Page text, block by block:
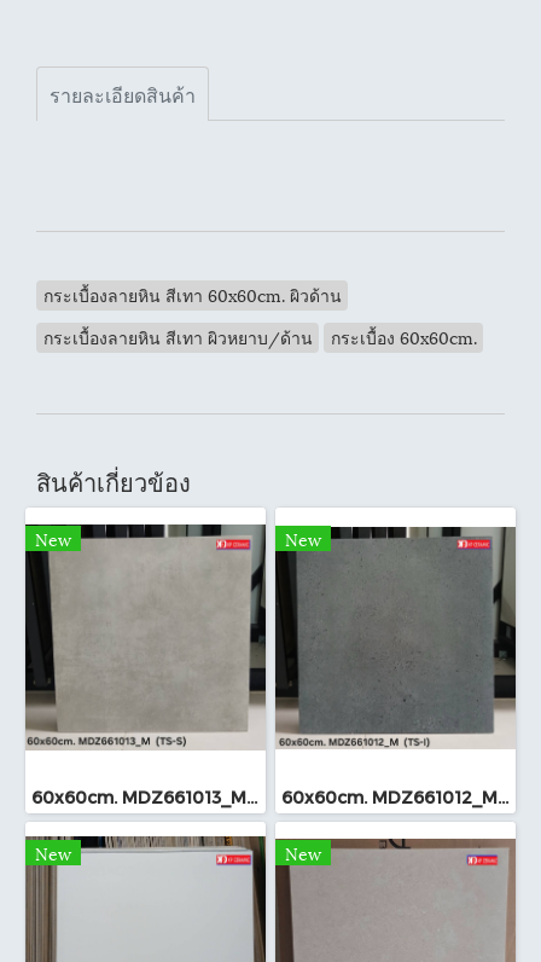
รายละเอียดสินค้า
กระเบื้องลายหิน สีเทา 60x60cm. ผิวด้าน
กระเบื้องลายหิน สีเทา ผิวหยาบ/ด้าน
กระเบื้อง 60x60cm.
สินค้าเกี่ยวข้อง
New
60x60cm. MDZ661013_M (TS-I)
New
60x60cm. MDZ661012_M (TS-I)
New New